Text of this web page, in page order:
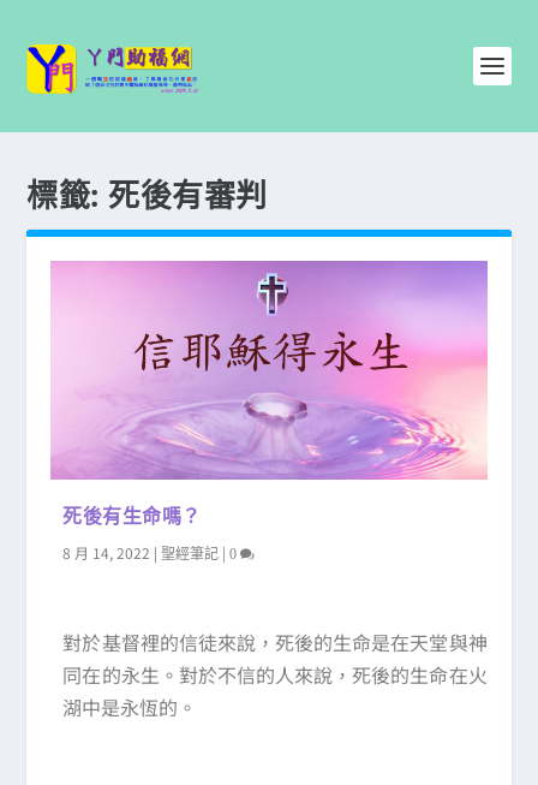
標籤: 死後有審判
死後有生命嗎？
8 月 14, 2022 |聖經筆記 |0
對於基督裡的信徒來說，死後的生命是在天堂與神
同在的永生。對於不信的人來說，死後的生命在火
湖中是永恆的。